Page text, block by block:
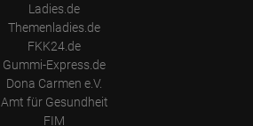
Ladies.de
Themenladies.de
FKK24.de
Gummi-Express.de
Dona Carmen e.V.
Amt für Gesundheit
FIM